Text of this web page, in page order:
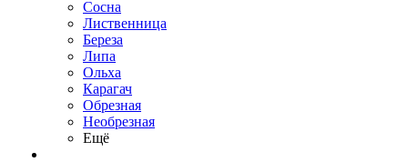
Сосна
Лиственница
Береза
Липа
Ольха
Карагач
Обрезная
Необрезная
Ещё